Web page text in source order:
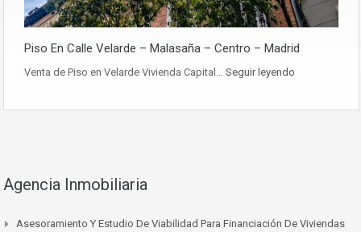
Piso En Calle Velarde – Malasaña – Centro – Madrid
Venta de Piso en Velarde Vivienda Capital… Seguir leyendo
Agencia Inmobiliaria
Asesoramiento Y Estudio De Viabilidad Para Financiación De Viviendas